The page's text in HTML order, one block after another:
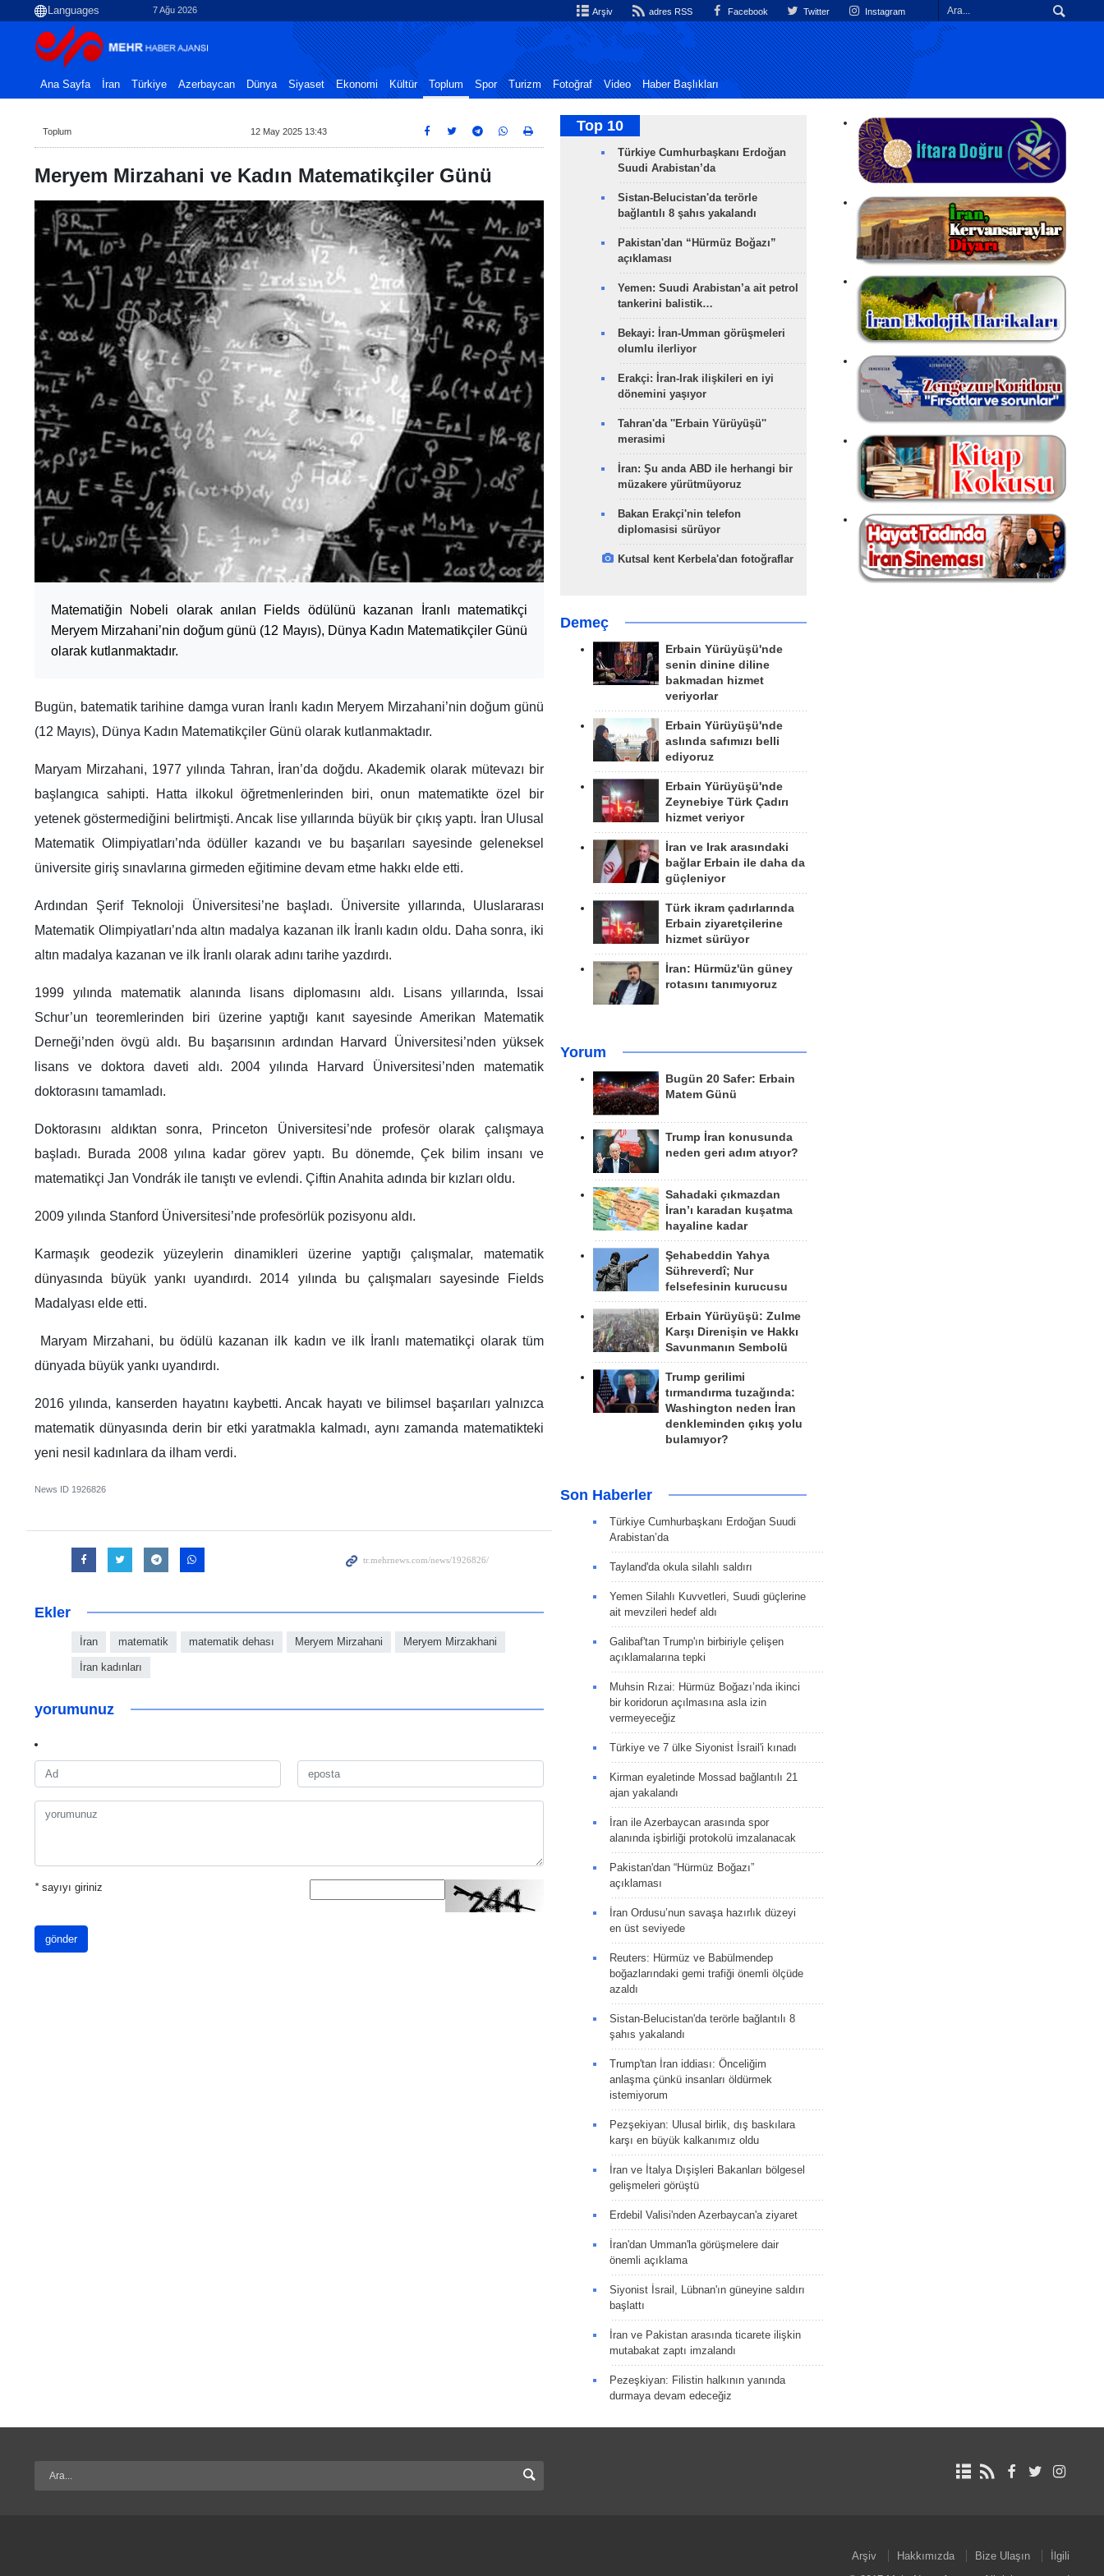
7 Ağu 2026 Arşiv adres RSS Facebook Twitter Instagram
Ana Sayfa İran Türkiye Azerbaycan Dünya Siyaset Ekonomi Kültür Toplum Spor Turizm Fotoğraf Video Haber Başlıkları
Toplum 12 May 2025 13:43
Meryem Mirzahani ve Kadın Matematikçiler Günü
Matematiğin Nobeli olarak anılan Fields ödülünü kazanan İranlı matematikçi
Meryem Mirzahani’nin doğum günü (12 Mayıs), Dünya Kadın Matematikçiler Günü
olarak kutlanmaktadır.
Bugün, batematik tarihine damga vuran İranlı kadın Meryem Mirzahani’nin doğum günü
(12 Mayıs), Dünya Kadın Matematikçiler Günü olarak kutlanmaktadır.
Maryam Mirzahani, 1977 yılında Tahran, İran’da doğdu. Akademik olarak mütevazı bir
başlangıca sahipti. Hatta ilkokul öğretmenlerinden biri, onun matematikte özel bir
yetenek göstermediğini belirtmişti. Ancak lise yıllarında büyük bir çıkış yaptı. İran Ulusal
Matematik Olimpiyatları’nda ödüller kazandı ve bu başarıları sayesinde geleneksel
üniversite giriş sınavlarına girmeden eğitimine devam etme hakkı elde etti.
Ardından Şerif Teknoloji Üniversitesi’ne başladı. Üniversite yıllarında, Uluslararası
Matematik Olimpiyatları’nda altın madalya kazanan ilk İranlı kadın oldu. Daha sonra, iki
altın madalya kazanan ve ilk İranlı olarak adını tarihe yazdırdı.
1999 yılında matematik alanında lisans diplomasını aldı. Lisans yıllarında, Issai
Schur’un teoremlerinden biri üzerine yaptığı kanıt sayesinde Amerikan Matematik
Derneği’nden övgü aldı. Bu başarısının ardından Harvard Üniversitesi’nden yüksek
lisans ve doktora daveti aldı. 2004 yılında Harvard Üniversitesi’nden matematik
doktorasını tamamladı.
Doktorasını aldıktan sonra, Princeton Üniversitesi’nde profesör olarak çalışmaya
başladı. Burada 2008 yılına kadar görev yaptı. Bu dönemde, Çek bilim insanı ve
matematikçi Jan Vondrák ile tanıştı ve evlendi. Çiftin Anahita adında bir kızları oldu.
2009 yılında Stanford Üniversitesi’nde profesörlük pozisyonu aldı.
Karmaşık geodezik yüzeylerin dinamikleri üzerine yaptığı çalışmalar, matematik
dünyasında büyük yankı uyandırdı. 2014 yılında bu çalışmaları sayesinde Fields
Madalyası elde etti.
Maryam Mirzahani, bu ödülü kazanan ilk kadın ve ilk İranlı matematikçi olarak tüm
dünyada büyük yankı uyandırdı.
2016 yılında, kanserden hayatını kaybetti. Ancak hayatı ve bilimsel başarıları yalnızca
matematik dünyasında derin bir etki yaratmakla kalmadı, aynı zamanda matematikteki
yeni nesil kadınlara da ilham verdi.
News ID 1926826
Ekler
İran matematik matematik dehası Meryem Mirzahani Meryem Mirzakhani
İran kadınları
yorumunuz
*sayıyı giriniz
gönder
Top 10
Türkiye Cumhurbaşkanı Erdoğan
Suudi Arabistan’da
Sistan-Belucistan'da terörle
bağlantılı 8 şahıs yakalandı
Pakistan'dan “Hürmüz Boğazı”
açıklaması
Yemen: Suudi Arabistan’a ait petrol
tankerini balistik…
Bekayi: İran-Umman görüşmeleri
olumlu ilerliyor
Erakçi: İran-Irak ilişkileri en iyi
dönemini yaşıyor
Tahran'da ''Erbain Yürüyüşü''
merasimi
İran: Şu anda ABD ile herhangi bir
müzakere yürütmüyoruz
Bakan Erakçi'nin telefon
diplomasisi sürüyor
Kutsal kent Kerbela'dan fotoğraflar
Demeç
Erbain Yürüyüşü'nde
senin dinine diline
bakmadan hizmet
veriyorlar
Erbain Yürüyüşü'nde
aslında safımızı belli
ediyoruz
Erbain Yürüyüşü'nde
Zeynebiye Türk Çadırı
hizmet veriyor
İran ve Irak arasındaki
bağlar Erbain ile daha da
güçleniyor
Türk ikram çadırlarında
Erbain ziyaretçilerine
hizmet sürüyor
İran: Hürmüz'ün güney
rotasını tanımıyoruz
Yorum
Bugün 20 Safer: Erbain
Matem Günü
Trump İran konusunda
neden geri adım atıyor?
Sahadaki çıkmazdan
İran’ı karadan kuşatma
hayaline kadar
Şehabeddin Yahya
Sühreverdî; Nur
felsefesinin kurucusu
Erbain Yürüyüşü: Zulme
Karşı Direnişin ve Hakkı
Savunmanın Sembolü
Trump gerilimi
tırmandırma tuzağında:
Washington neden İran
denkleminden çıkış yolu
bulamıyor?
Son Haberler
Türkiye Cumhurbaşkanı Erdoğan Suudi
Arabistan’da
Tayland'da okula silahlı saldırı
Yemen Silahlı Kuvvetleri, Suudi güçlerine
ait mevzileri hedef aldı
Galibaf'tan Trump'ın birbiriyle çelişen
açıklamalarına tepki
Muhsin Rızai: Hürmüz Boğazı’nda ikinci
bir koridorun açılmasına asla izin
vermeyeceğiz
Türkiye ve 7 ülke Siyonist İsrail'i kınadı
Kirman eyaletinde Mossad bağlantılı 21
ajan yakalandı
İran ile Azerbaycan arasında spor
alanında işbirliği protokolü imzalanacak
Pakistan'dan “Hürmüz Boğazı”
açıklaması
İran Ordusu’nun savaşa hazırlık düzeyi
en üst seviyede
Reuters: Hürmüz ve Babülmendep
boğazlarındaki gemi trafiği önemli ölçüde
azaldı
Sistan-Belucistan'da terörle bağlantılı 8
şahıs yakalandı
Trump'tan İran iddiası: Önceliğim
anlaşma çünkü insanları öldürmek
istemiyorum
Pezşekiyan: Ulusal birlik, dış baskılara
karşı en büyük kalkanımız oldu
İran ve İtalya Dışişleri Bakanları bölgesel
gelişmeleri görüştü
Erdebil Valisi'nden Azerbaycan'a ziyaret
İran'dan Umman'la görüşmelere dair
önemli açıklama
Siyonist İsrail, Lübnan'ın güneyine saldırı
başlattı
İran ve Pakistan arasında ticarete ilişkin
mutabakat zaptı imzalandı
Pezeşkiyan: Filistin halkının yanında
durmaya devam edeceğiz
Arşiv Hakkımızda Bize Ulaşın
İlgili